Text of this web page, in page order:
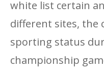
white list certain
different sites, the
sporting status
championship